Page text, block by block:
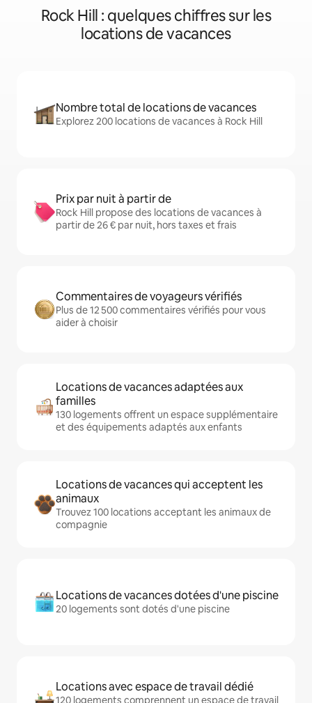
Rock Hill : quelques chiffres sur les
locations de vacances
Nombre total de locations de vacances
Explorez 200 locations de vacances à Rock Hill
Prix par nuit à partir de
Rock Hill propose des locations de vacances à
partir de 26 € par nuit, hors taxes et frais
Commentaires de voyageurs vérifiés
Plus de 12 500 commentaires vérifiés pour vous
aider à choisir
Locations de vacances adaptées aux
familles
130 logements offrent un espace supplémentaire
et des équipements adaptés aux enfants
Locations de vacances qui acceptent les
animaux
Trouvez 100 locations acceptant les animaux de
compagnie
Locations de vacances dotées d'une piscine
20 logements sont dotés d'une piscine
Locations avec espace de travail dédié
120 logements comprennent un espace de travail